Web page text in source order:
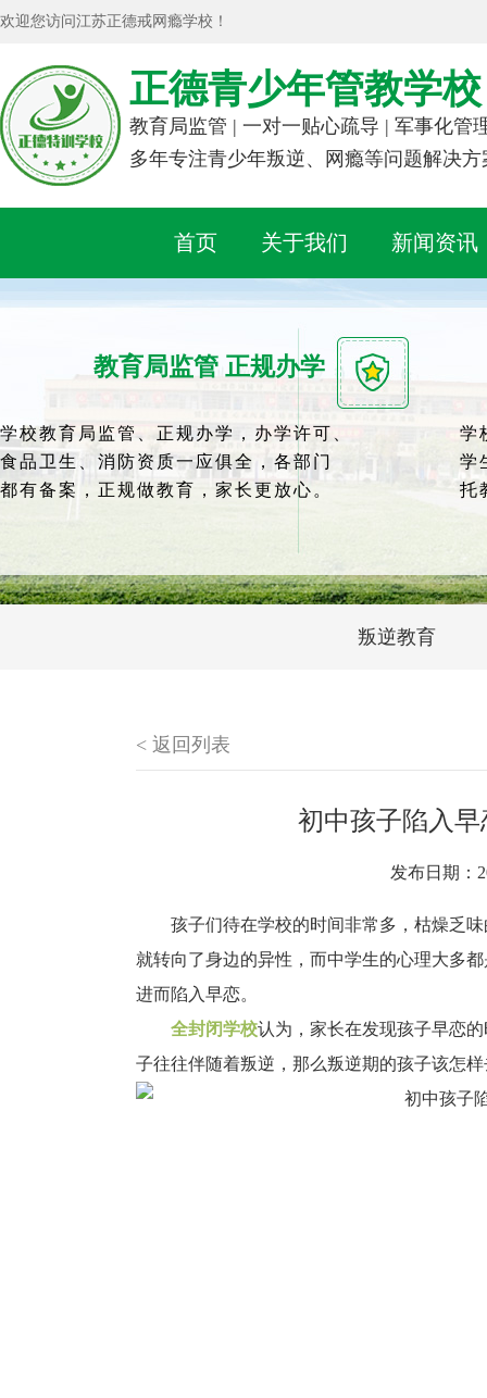
欢迎您访问江苏正德戒网瘾学校！
正德青少年管教学校
教育局监管 | 一对一贴心疏导 | 军事化管
多年专注青少年叛逆、网瘾等问题解决方
首页 关于我们 新闻资讯
教育局监管 正规办学
学校教育局监管、正规办学，办学许可、
食品卫生、消防资质一应俱全，各部门
都有备案，正规做教育，家长更放心。
学
学
托
叛逆教育
< 返回列表
初中孩子陷入
发布日期：
孩子们待在学校的时间非常多，枯燥乏
就转向了身边的异性，而中学生的心理大多
进而陷入早恋。
全封闭学校认为，家长在发现孩子早恋
子往往伴随着叛逆，那么叛逆期的孩子该怎